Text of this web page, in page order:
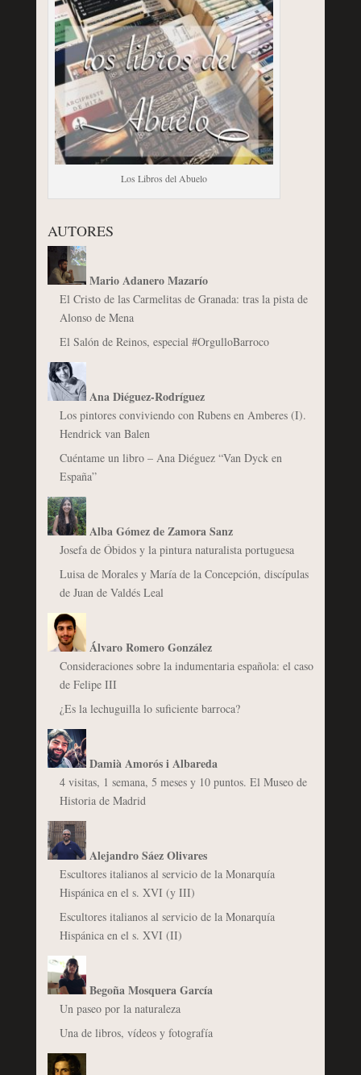
Los Libros del Abuelo
AUTORES
Mario Adanero Mazarío
El Cristo de las Carmelitas de Granada: tras la pista de
Alonso de Mena
El Salón de Reinos, especial #OrgulloBarroco
Ana Diéguez-Rodríguez
Los pintores conviviendo con Rubens en Amberes (I).
Hendrick van Balen
Cuéntame un libro – Ana Diéguez “Van Dyck en
España”
Alba Gómez de Zamora Sanz
Josefa de Óbidos y la pintura naturalista portuguesa
Luisa de Morales y María de la Concepción, discípulas
de Juan de Valdés Leal
Álvaro Romero González
Consideraciones sobre la indumentaria española: el caso
de Felipe III
¿Es la lechuguilla lo suficiente barroca?
Damià Amorós i Albareda
4 visitas, 1 semana, 5 meses y 10 puntos. El Museo de
Historia de Madrid
Alejandro Sáez Olivares
Escultores italianos al servicio de la Monarquía
Hispánica en el s. XVI (y III)
Escultores italianos al servicio de la Monarquía
Hispánica en el s. XVI (II)
Begoña Mosquera García
Un paseo por la naturaleza
Una de libros, vídeos y fotografía